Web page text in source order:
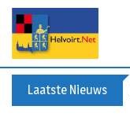
p
Laatste Nieuws